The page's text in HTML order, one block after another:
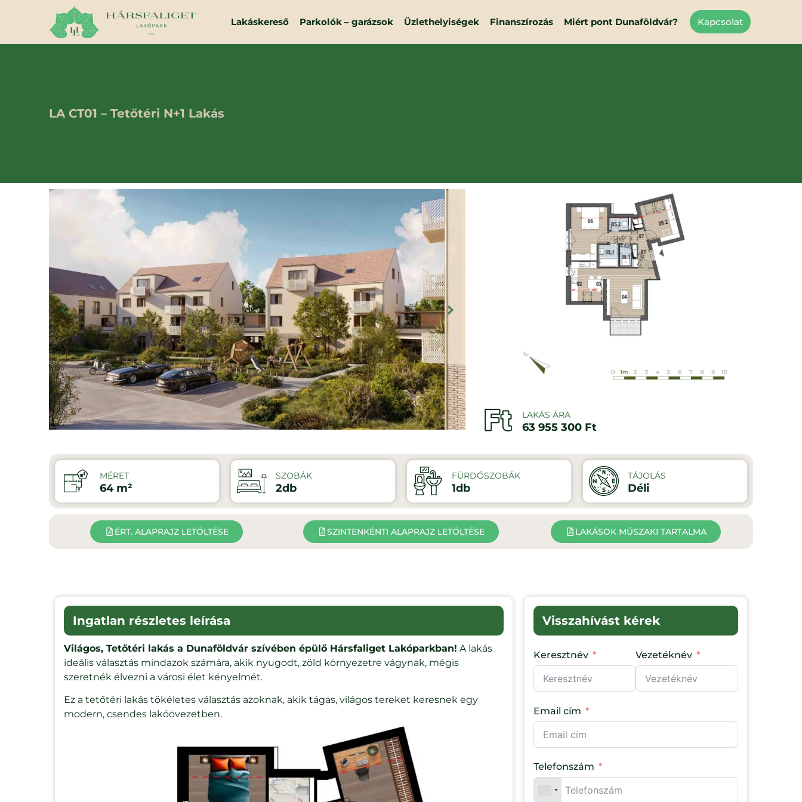
Lakáskereső Parkolók – garázsok Üzlethelyiségek Finanszírozás Miért pont Dunaföldvár? Kapcsolat
LA CT01 – Tetőtéri N+1 Lakás
LAKÁS ÁRA
63 955 300 Ft
MÉRET
64 m²
SZOBÁK
2db
FÜRDŐSZOBÁK
1db
TÁJOLÁS
Déli
ÉRT. ALAPRAJZ LETÖLTÉSE SZINTENKÉNTI ALAPRAJZ LETÖLTÉSE LAKÁSOK MŰSZAKI TARTALMA
Ingatlan részletes leírása
Világos, Tetőtéri lakás a Dunaföldvár szívében épülő Hársfaliget Lakóparkban! A lakás
ideális választás mindazok számára, akik nyugodt, zöld környezetre vágynak, mégis
szeretnék élvezni a városi élet kényelmét.
Ez a tetőtéri lakás tökéletes választás azoknak, akik tágas, világos tereket keresnek egy
modern, csendes lakóövezetben.
Visszahívást kérek
Keresztnév Vezetéknév
Email cím
Telefonszám